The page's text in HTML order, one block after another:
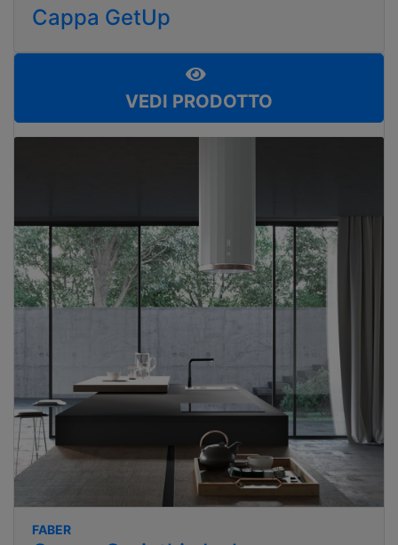
Cappa GetUp
VEDI PRODOTTO
FABER